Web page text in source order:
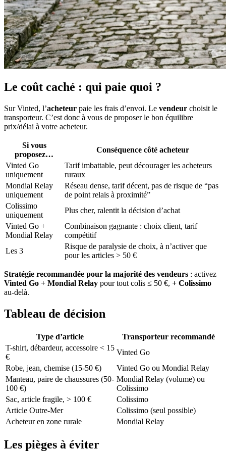
Le coût caché : qui paie quoi ?
Sur Vinted, l’acheteur paie les frais d’envoi. Le vendeur choisit le
transporteur. C’est donc à vous de proposer le bon équilibre
prix/délai à votre acheteur.
Si vous
proposez…
Conséquence côté acheteur
Vinted Go
uniquement
Tarif imbattable, peut décourager les acheteurs
ruraux
Mondial Relay
uniquement
Réseau dense, tarif décent, pas de risque de “pas
de point relais à proximité”
Colissimo
uniquement
Plus cher, ralentit la décision d’achat
Vinted Go +
Mondial Relay
Combinaison gagnante : choix client, tarif
compétitif
Les 3
Risque de paralysie de choix, à n’activer que
pour les articles > 50 €
Stratégie recommandée pour la majorité des vendeurs : activez
Vinted Go + Mondial Relay pour tout colis ≤ 50 €, + Colissimo
au-delà.
Tableau de décision
Type d’article
Transporteur recommandé
T-shirt, débardeur, accessoire < 15
€
Vinted Go
Robe, jean, chemise (15-50 €)
Vinted Go ou Mondial Relay
Manteau, paire de chaussures (50-
100 €)
Mondial Relay (volume) ou
Colissimo
Sac, article fragile, > 100 €
Colissimo
Article Outre-Mer
Colissimo (seul possible)
Acheteur en zone rurale
Mondial Relay
Les pièges à éviter